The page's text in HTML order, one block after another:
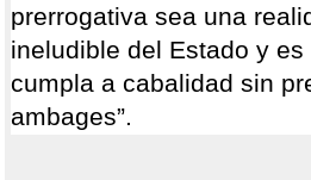
prerrogativa sea una
ineludible del Estado y
cumpla a cabalidad sin
ambages”.